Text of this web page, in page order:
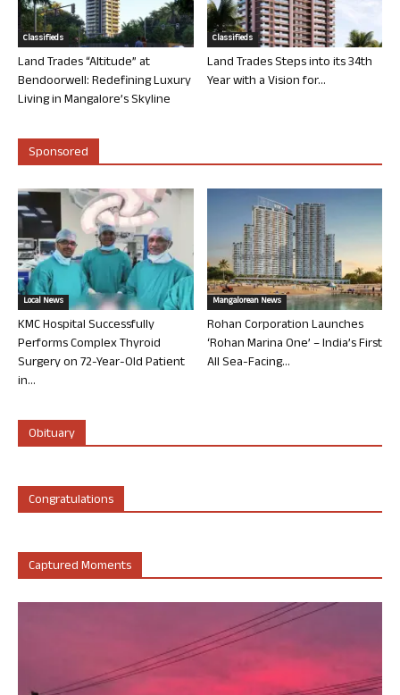
Classifieds
Land Trades “Altitude” at
Bendoorwell: Redefining Luxury
Living in Mangalore’s Skyline
Classifieds
Land Trades Steps into its 34th
Year with a Vision for...
Sponsored
Local News
KMC Hospital Successfully
Performs Complex Thyroid
Surgery on 72-Year-Old Patient
in...
Mangalorean News
Rohan Corporation Launches
‘Rohan Marina One’ – India’s First
All Sea-Facing...
Obituary
Congratulations
Captured Moments